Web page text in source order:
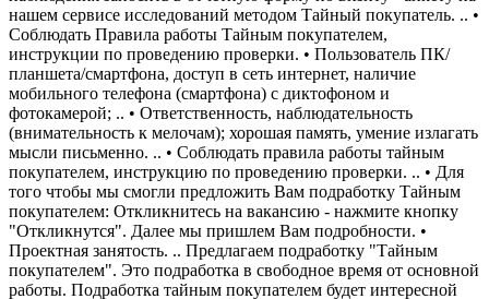
нашем сервисе исследований методом Тайный покупатель. .. •
Соблюдать Правила работы Тайным покупателем,
инструкции по проведению проверки. • Пользователь ПК/
планшета/смартфона, доступ в сеть интернет, наличие
мобильного телефона (смартфона) с диктофоном и
фотокамерой; .. • Ответственность, наблюдательность
(внимательность к мелочам); хорошая память, умение излагать
мысли письменно. .. • Соблюдать правила работы тайным
покупателем, инструкцию по проведению проверки. .. • Для
того чтобы мы смогли предложить Вам подработку Тайным
покупателем: Откликнитесь на вакансию - нажмите кнопку
"Откликнутся". Далее мы пришлем Вам подробности. •
Проектная занятость. .. Предлагаем подработку "Тайным
покупателем". Это подработка в свободное время от основной
работы. Подработка тайным покупателем будет интересной